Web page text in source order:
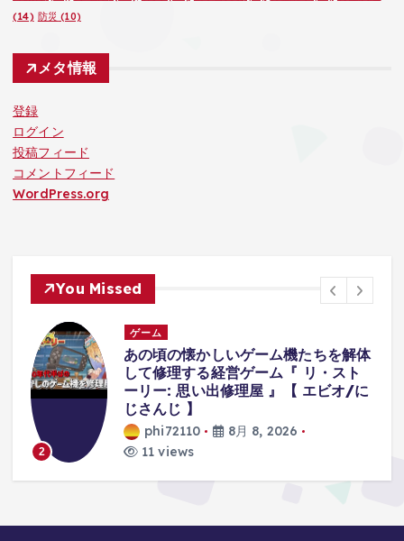
(14) 防災 (10)
メタ情報
登録
ログイン
投稿フィード
コメントフィード
WordPress.org
You Missed
3
ゲーム
襲ってくる『オバケが可愛すぎて』集
中できないホラーゲーム。【八尺様が
いた夏休み | Hachishakusama】
phi72110
9 views